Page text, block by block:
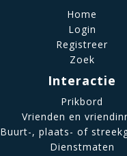
Home
Login
Registreer
Zoek
Interactie
Prikbord
Vrienden en
Buurt-, plaats- of
Dienstmaten